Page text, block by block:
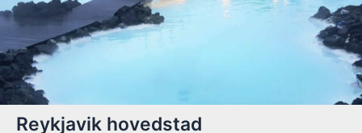
Reykjavik hovedstad